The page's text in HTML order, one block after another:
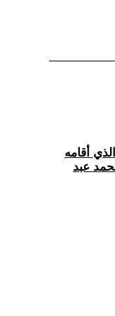
أقامه
عبد